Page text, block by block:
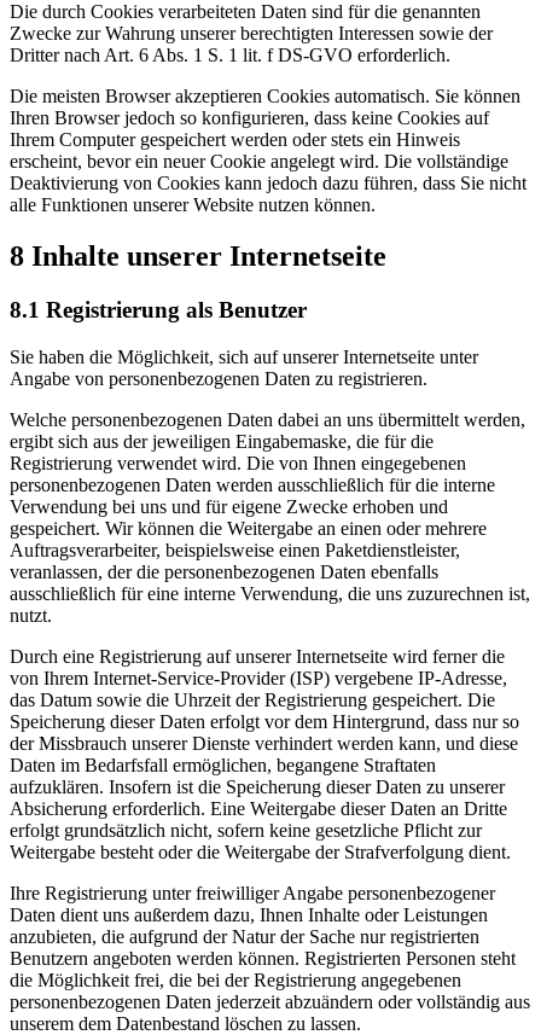
Die durch Cookies verarbeiteten Daten sind für die genannten
Zwecke zur Wahrung unserer berechtigten Interessen sowie der
Dritter nach Art. 6 Abs. 1 S. 1 lit. f DS-GVO erforderlich.
Die meisten Browser akzeptieren Cookies automatisch. Sie können
Ihren Browser jedoch so konfigurieren, dass keine Cookies auf
Ihrem Computer gespeichert werden oder stets ein Hinweis
erscheint, bevor ein neuer Cookie angelegt wird. Die vollständige
Deaktivierung von Cookies kann jedoch dazu führen, dass Sie nicht
alle Funktionen unserer Website nutzen können.
8 Inhalte unserer Internetseite
8.1 Registrierung als Benutzer
Sie haben die Möglichkeit, sich auf unserer Internetseite unter
Angabe von personenbezogenen Daten zu registrieren.
Welche personenbezogenen Daten dabei an uns übermittelt werden,
ergibt sich aus der jeweiligen Eingabemaske, die für die
Registrierung verwendet wird. Die von Ihnen eingegebenen
personenbezogenen Daten werden ausschließlich für die interne
Verwendung bei uns und für eigene Zwecke erhoben und
gespeichert. Wir können die Weitergabe an einen oder mehrere
Auftragsverarbeiter, beispielsweise einen Paketdienstleister,
veranlassen, der die personenbezogenen Daten ebenfalls
ausschließlich für eine interne Verwendung, die uns zuzurechnen ist,
nutzt.
Durch eine Registrierung auf unserer Internetseite wird ferner die
von Ihrem Internet-Service-Provider (ISP) vergebene IP-Adresse,
das Datum sowie die Uhrzeit der Registrierung gespeichert. Die
Speicherung dieser Daten erfolgt vor dem Hintergrund, dass nur so
der Missbrauch unserer Dienste verhindert werden kann, und diese
Daten im Bedarfsfall ermöglichen, begangene Straftaten
aufzuklären. Insofern ist die Speicherung dieser Daten zu unserer
Absicherung erforderlich. Eine Weitergabe dieser Daten an Dritte
erfolgt grundsätzlich nicht, sofern keine gesetzliche Pflicht zur
Weitergabe besteht oder die Weitergabe der Strafverfolgung dient.
Ihre Registrierung unter freiwilliger Angabe personenbezogener
Daten dient uns außerdem dazu, Ihnen Inhalte oder Leistungen
anzubieten, die aufgrund der Natur der Sache nur registrierten
Benutzern angeboten werden können. Registrierten Personen steht
die Möglichkeit frei, die bei der Registrierung angegebenen
personenbezogenen Daten jederzeit abzuändern oder vollständig aus
unserem dem Datenbestand löschen zu lassen.